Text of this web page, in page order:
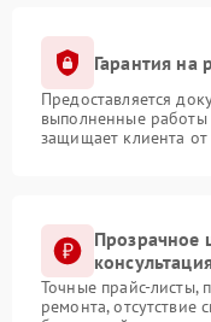
Гарантия на
Предоставляется
выполненные работы
защищает клиента
Прозрачное
Точные прайс-листы,
ремонта, отсутствие